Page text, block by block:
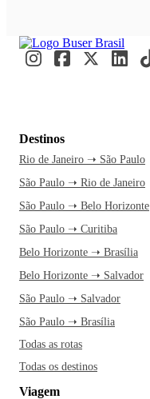
Destinos
Rio de Janeiro ➝ São Paulo
São Paulo ➝ Rio de Janeiro
São Paulo ➝ Belo Horizonte
São Paulo ➝ Curitiba
Belo Horizonte ➝ Brasília
Belo Horizonte ➝ Salvador
São Paulo ➝ Salvador
São Paulo ➝ Brasília
Todas as rotas
Todas os destinos
Viagem